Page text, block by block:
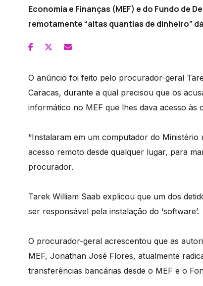
Economia e Finanças (MEF) e do Fundo de
remotamente “altas quantias de dinheiro”
O anúncio foi feito pelo procurador-geral
Caracas, durante a qual precisou que os
informático no MEF que lhes dava acesso às
“Instalaram em um computador do
acesso remoto desde qualquer lugar, para
procurador.
Tarek William Saab explicou que um dos
ser responsável pela instalação do ‘software’.
O procurador-geral acrescentou que as
MEF, Jonathan José Flores, atualmente
transferências bancárias desde o MEF e o